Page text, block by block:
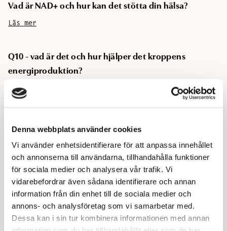
Denna webbplats använder cookies
Vi använder enhetsidentifierare för att anpassa innehållet
och annonserna till användarna, tillhandahålla funktioner
för sociala medier och analysera vår trafik. Vi
vidarebefordrar även sådana identifierare och annan
information från din enhet till de sociala medier och
annons- och analysföretag som vi samarbetar med.
Dessa kan i sin tur kombinera informationen med annan
Vad är NAD+ och hur kan det stötta din hälsa?
Läs mer
Q10 - vad är det och hur hjälper det kroppens
energiproduktion?
Läs mer
Hormoner och humör: hur fungerar det?
Läs mer
Lär känna dina hormoner: Kunskap är makt